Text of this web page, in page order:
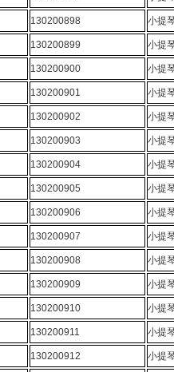
130200898 小提
130200899 小提
130200900 小提
130200901 小提
130200902 小提
130200903 小提
130200904 小提
130200905 小提
130200906 小提
130200907 小提
130200908 小提
130200909 小提
130200910 小提
130200911 小提
130200912 小提